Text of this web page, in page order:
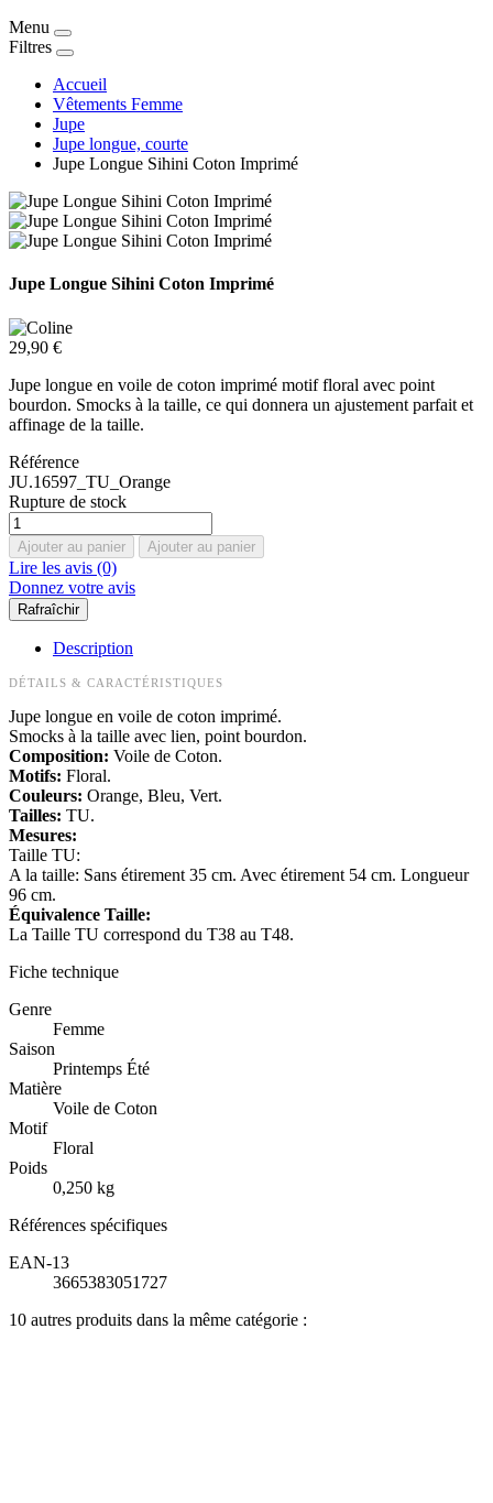
Menu
Filtres
Accueil
Vêtements Femme
Jupe
Jupe longue, courte
Jupe Longue Sihini Coton Imprimé
Jupe Longue Sihini Coton Imprimé
29,90 €
Jupe longue en voile de coton imprimé motif floral avec point
bourdon. Smocks à la taille, ce qui donnera un ajustement parfait et
affinage de la taille.
Référence
JU.16597_TU_Orange
Rupture de stock
Ajouter au panier Ajouter au panier
Lire les avis (0)
Donnez votre avis
Description
DÉTAILS & CARACTÉRISTIQUES
Jupe longue en voile de coton imprimé.
Smocks à la taille avec lien, point bourdon.
Composition: Voile de Coton.
Motifs: Floral.
Couleurs: Orange, Bleu, Vert.
Tailles: TU.
Mesures:
Taille TU:
A la taille: Sans étirement 35 cm. Avec étirement 54 cm. Longueur
96 cm.
Équivalence Taille:
La Taille TU correspond du T38 au T48.
Fiche technique
Genre
Femme
Saison
Printemps Été
Matière
Voile de Coton
Motif
Floral
Poids
0,250 kg
Références spécifiques
EAN-13
3665383051727
10 autres produits dans la même catégorie :